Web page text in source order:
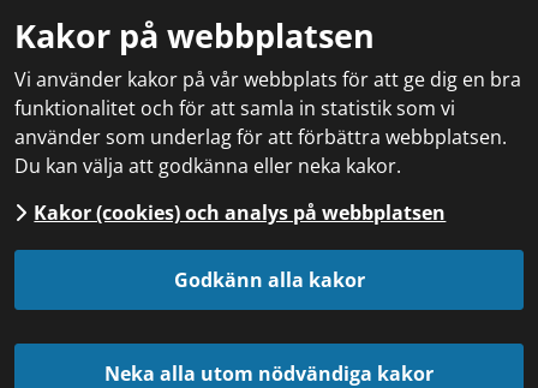
Kakor på webbplatsen
Vi använder kakor på vår webbplats för att ge dig en bra
funktionalitet och för att samla in statistik som vi
använder som underlag för att förbättra webbplatsen.
Du kan välja att godkänna eller neka kakor.
Kakor (cookies) och analys på webbplatsen
Godkänn alla kakor
Neka alla utom nödvändiga kakor